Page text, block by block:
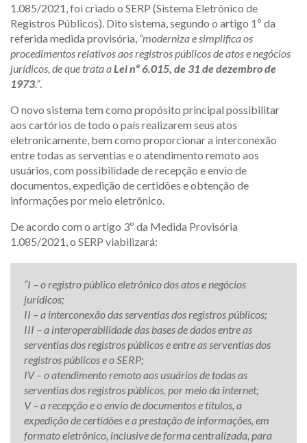
1.085/2021, foi criado o SERP (Sistema Eletrônico de
Registros Públicos). Dito sistema, segundo o artigo 1º da
referida medida provisória, “moderniza e simplifica os
procedimentos relativos aos registros públicos de atos e negócios
jurídicos, de que trata aLei nº 6.015, de 31 de dezembro de
1973.”.
O novo sistema tem como propósito principal possibilitar
aos cartórios de todo o país realizarem seus atos
eletronicamente, bem como proporcionar a interconexão
entre todas as serventias e o atendimento remoto aos
usuários, com possibilidade de recepção e envio de
documentos, expedição de certidões e obtenção de
informações por meio eletrônico.
De acordo com o artigo 3º da Medida Provisória
1.085/2021, o SERP viabilizará:
“I – o registro público eletrônico dos atos e negócios
jurídicos;
II – a interconexão das serventias dos registros públicos;
III – a interoperabilidade das bases de dados entre as
serventias dos registros públicos e entre as serventias dos
registros públicos e o SERP;
IV – o atendimento remoto aos usuários de todas as
serventias dos registros públicos, por meio da internet;
V – a recepção e o envio de documentos e títulos, a
expedição de certidões e a prestação de informações, em
formato eletrônico, inclusive de forma centralizada, para